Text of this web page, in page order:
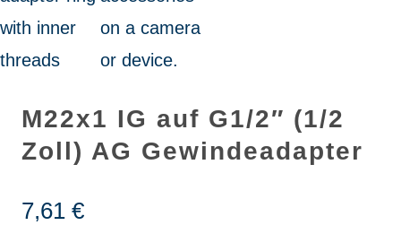
M22x1 IG auf G1/2″ (1/2
Zoll) AG Gewindeadapter
7,61 €